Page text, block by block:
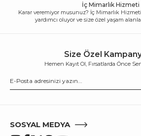
İç Mimarlık Hizmeti
Karar veremiyor musunuz? İç Mimarlık
yardımcı oluyor ve size özel yaşam
Size Özel
Hemen Kayıt Ol, Fırsatlarda Önce
SOSYAL MEDYA